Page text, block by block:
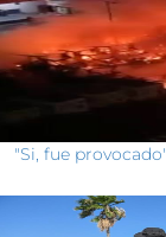
"Si, fue